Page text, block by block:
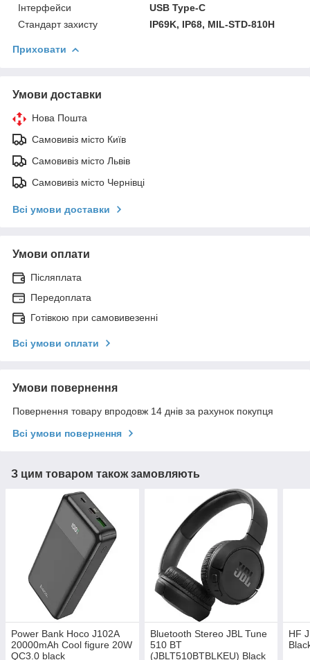
Інтерфейси
USB Type-С
Стандарт захисту
IP69K, IP68, MIL-STD-810H
Приховати
Умови доставки
Нова Пошта
Самовивіз місто Київ
Самовивіз місто Львів
Самовивіз місто Чернівці
Всі умови доставки
Умови оплати
Післяплата
Передоплата
Готівкою при самовивезенні
Всі умови оплати
Умови повернення
Повернення товару впродовж 14 днів за рахунок покупця
Всі умови повернення
З цим товаром також замовляють
Power Bank Hoco J102A
20000mAh Cool figure 20W
QC3.0 black
Bluetooth Stereo JBL Tune
510 BT
(JBLT510BTBLKEU) Black
HF